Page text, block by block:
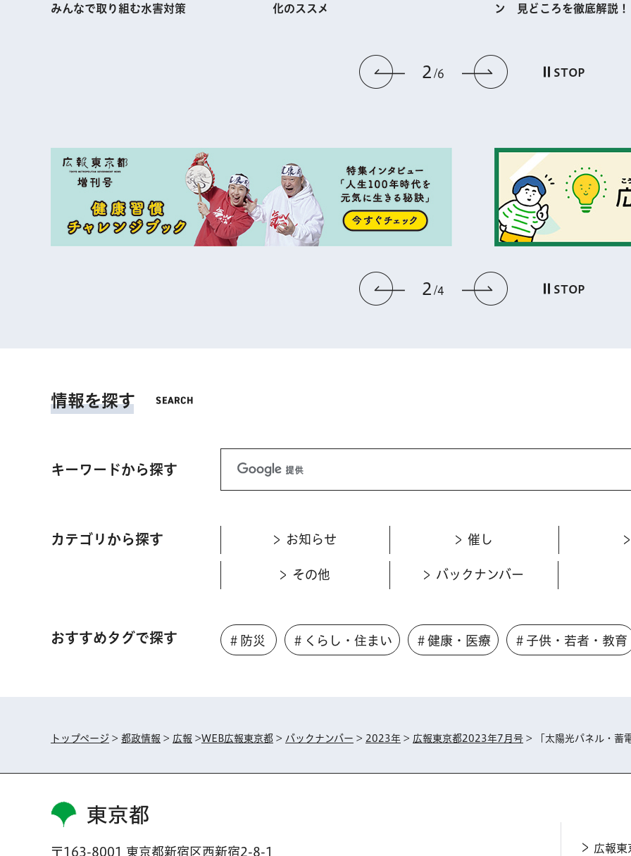
前のスライドを表示
2 6 次のスライド
STOP
みんなで取り組む水害対策
化のススメ
ン 見どころを徹底解説！
前のスライドを表示
2 4 次のスライド
STOP
情報を探す
キーワードから探す
カテゴリから探す お知らせ 催し
その他 バックナンバー
おすすめタグで探す ＃防災 ＃くらし・住まい ＃健康・医療 ＃子供・若者・教育
トップページ > 都政情報 > 広報 >WEB広報東京都 > バックナンバー > 2023年 > 広報東京都2023年7月号 > 「太陽光パネル・蓄
東京都
〒163-8001 東京都新宿区西新宿2-8-1 広報東